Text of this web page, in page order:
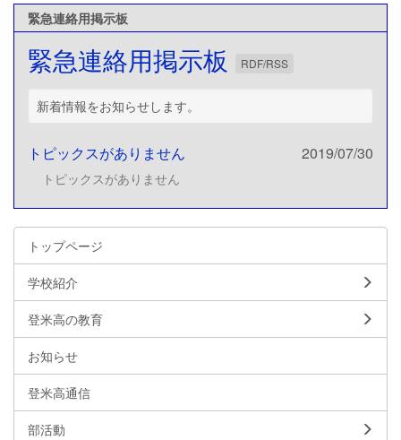
緊急連絡用掲示板
緊急連絡用掲示板 RDF/RSS
新着情報をお知らせします。
トピックスがありません 2019/07/30
トピックスがありません
トップページ
学校紹介
登米高の教育
お知らせ
登米高通信
部活動